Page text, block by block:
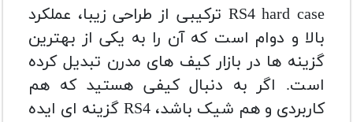
RS4 hard case ترکیبی از طراحی زیبا، عملکرد
بالا و دوام است که آن را به یکی از بهترین
گزینه ها در بازار کیف های مدرن تبدیل کرده
است. اگر به دنبال کیفی هستید که هم
کاربردی و هم شیک باشد، RS4 گزینه ای ایده